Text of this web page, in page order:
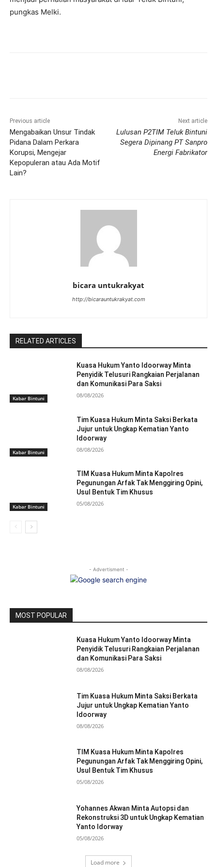
pungkas Melki.
Previous article
Mengabaikan Unsur Tindak
Pidana Dalam Perkara
Korupsi, Mengejar
Kepopuleran atau Ada Motif
Lain?
Next article
Lulusan P2TIM Teluk Bintuni
Segera Dipinang PT Sanpro
Energi Fabrikator
bicara untukrakyat
http://bicarauntukrakyat.com
RELATED ARTICLES
Kabar Bintuni
Kuasa Hukum Yanto Idoorway Minta
Penyidik Telusuri Rangkaian Perjalanan
dan Komunikasi Para Saksi
08/08/2026
Kabar Bintuni
Tim Kuasa Hukum Minta Saksi Berkata
Jujur untuk Ungkap Kematian Yanto
Idoorway
08/08/2026
Kabar Bintuni
TIM Kuasa Hukum Minta Kapolres
Pegunungan Arfak Tak Menggiring Opini,
Usul Bentuk Tim Khusus
05/08/2026
- Advertisment -
MOST POPULAR
Kuasa Hukum Yanto Idoorway Minta
Penyidik Telusuri Rangkaian Perjalanan
dan Komunikasi Para Saksi
08/08/2026
Tim Kuasa Hukum Minta Saksi Berkata
Jujur untuk Ungkap Kematian Yanto
Idoorway
08/08/2026
TIM Kuasa Hukum Minta Kapolres
Pegunungan Arfak Tak Menggiring Opini,
Usul Bentuk Tim Khusus
05/08/2026
Yohannes Akwan Minta Autopsi dan
Rekonstruksi 3D untuk Ungkap Kematian
Yanto Idorway
05/08/2026
Load more